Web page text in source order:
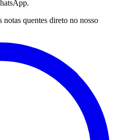
quentes direto no nosso